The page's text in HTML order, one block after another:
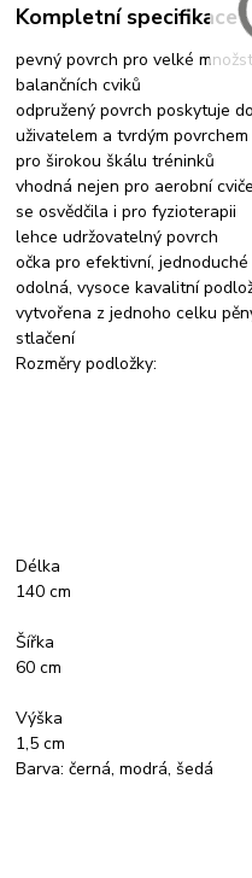
Kompletní specifikace
pevný povrch pro velké
balančních cviků
odpružený povrch poskytuje
uživatelem a tvrdým
pro širokou škálu tréninků
vhodná nejen pro aerobní
se osvědčila i pro fyzioterapii
lehce udržovatelný povrch
očka pro efektivní,
odolná, vysoce kavalitní
vytvořena z jednoho celku
stlačení
Rozměry podložky:
Délka
140 cm
Šířka
60 cm
Výška
1,5 cm
Barva: černá, modrá, šedá